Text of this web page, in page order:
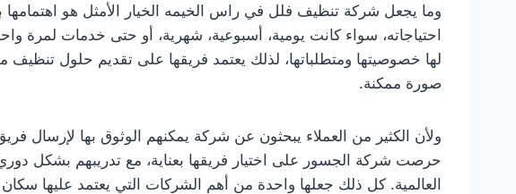
وما يجعل شركة تنظيف فلل في راس الخيمه الخيار الأمثل هو
احتياجاته، سواء كانت يومية، أسبوعية، شهرية، أو حتى خدمات لمرة
لها خصوصيتها ومتطلباتها، لذلك يعتمد فريقها على تقديم حلول
صورة ممكنة.
ولأن الكثير من العملاء يبحثون عن شركة يمكنهم الوثوق بها لإرسال
حرصت شركة الجسور على اختيار فريقها بعناية، مع تدريبهم بشكل
العالمية. كل ذلك جعلها واحدة من أهم الشركات التي يعتمد عليها